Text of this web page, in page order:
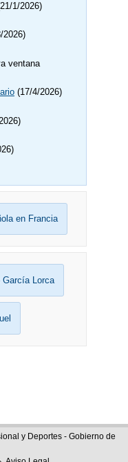
1/2026)
2026)
(17/4/2026)
en Francia
Lorca
y Deportes - Gobierno de